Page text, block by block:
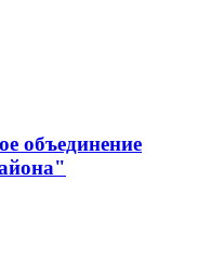
объединение